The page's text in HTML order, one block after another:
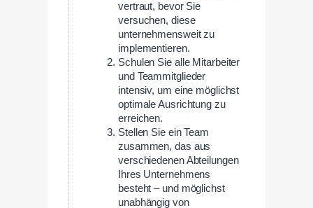
vertraut, bevor Sie
versuchen, diese
unternehmensweit zu
implementieren.
Schulen Sie alle Mitarbeiter
und Teammitglieder
intensiv, um eine möglichst
optimale Ausrichtung zu
erreichen.
Stellen Sie ein Team
zusammen, das aus
verschiedenen Abteilungen
Ihres Unternehmens
besteht – und möglichst
unabhängig von